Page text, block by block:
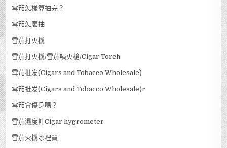
雪茄怎樣算抽完？
雪茄怎麼抽
雪茄打火機
雪茄打火機/雪茄噴火槍/Cigar Torch
雪茄批发(Cigars and Tobacco Wholesale)
雪茄批发(Cigars and Tobacco Wholesale)r
雪茄會傷身嗎？
雪茄濕度計Cigar hygrometer
雪茄火機哪裡買